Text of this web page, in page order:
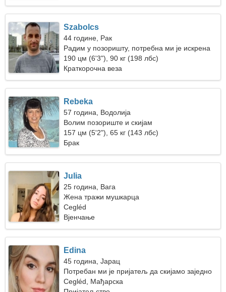
Szabolcs
44 године, Рак
Радим у позоришту, потребна ми је искрена
жена
190 цм (6'3"), 90 кг (198 лбс)
Краткорочна веза
Rebeka
57 година, Водолија
Волим позориште и скијам
157 цм (5'2"), 65 кг (143 лбс)
Брак
Julia
25 година, Вага
Жена тражи мушкарца
Cegléd
Вјенчање
Edina
45 година, Јарац
Потребан ми је пријатељ да скијамо заједно
Cegléd, Мађарска